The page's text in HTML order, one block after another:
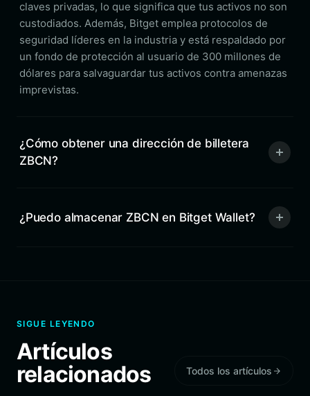
claves privadas, lo que significa que tus activos no son
custodiados. Además, Bitget emplea protocolos de
seguridad líderes en la industria y está respaldado por
un fondo de protección al usuario de 300 millones de
dólares para salvaguardar tus activos contra amenazas
imprevistas.
¿Cómo obtener una dirección de billetera
ZBCN?
¿Puedo almacenar ZBCN en Bitget Wallet?
SIGUE LEYENDO
Artículos
relacionados
Todos los artículos